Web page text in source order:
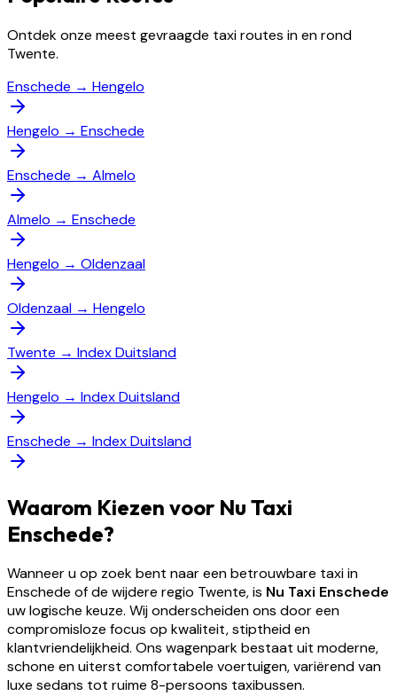
Ontdek onze meest gevraagde taxi routes in en rond
Twente.
Enschede → Hengelo
Hengelo → Enschede
Enschede → Almelo
Almelo → Enschede
Hengelo → Oldenzaal
Oldenzaal → Hengelo
Twente → Index Duitsland
Hengelo → Index Duitsland
Enschede → Index Duitsland
Waarom Kiezen voor Nu Taxi
Enschede?
Wanneer u op zoek bent naar een betrouwbare taxi in
Enschede of de wijdere regio Twente, is Nu Taxi Enschede
uw logische keuze. Wij onderscheiden ons door een
compromisloze focus op kwaliteit, stiptheid en
klantvriendelijkheid. Ons wagenpark bestaat uit moderne,
schone en uiterst comfortabele voertuigen, variërend van
luxe sedans tot ruime 8-persoons taxibussen.